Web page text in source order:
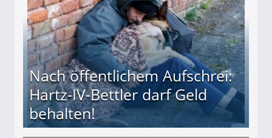
Nach öffentlichem Aufschrei:
Hartz-IV-Bettler darf Geld
behalten!